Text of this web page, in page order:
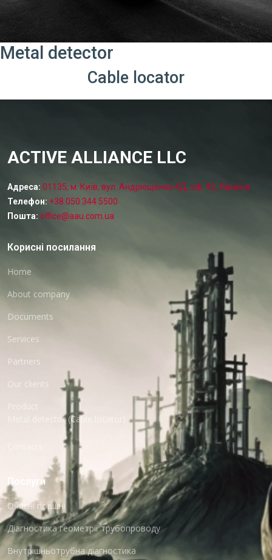
Metal detector
Cable locator
ACTIVE ALLIANCE LLC
Адреса: 01135, м. Київ, вул. Андрющенка 4Д, оф. 92, Україна
Телефон: +38 050 344 5500
Пошта: office@aau.com.ua
Корисні посилання
Home
About company
Documents
Services
Partners
Our clients
Product
Metal detector (Cable locator)
Послуги
Очисні поршні
Діагностика геометрії трубопроводу
Внутрішньотрубна діагностика